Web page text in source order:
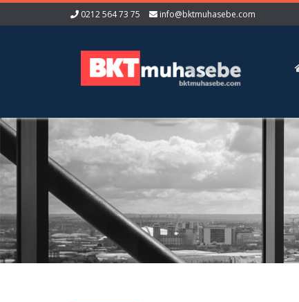
0212 564 73 75 info@bktmuhasebe.com